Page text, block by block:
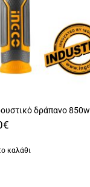
δράπανο 850w
€
καλάθι